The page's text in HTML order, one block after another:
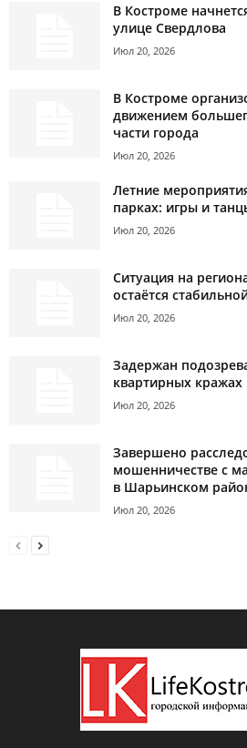
В Костроме
улице Свердлова
Июл 20, 2026
В Костроме
движением
части города
Июл 20, 2026
Летние
парках: игры и
Июл 20, 2026
Ситуация на
остаётся
Июл 20, 2026
Задержан
квартирных кражах
Июл 20, 2026
Завершено
мошенничестве с
в Шарьинском
Июл 20, 2026